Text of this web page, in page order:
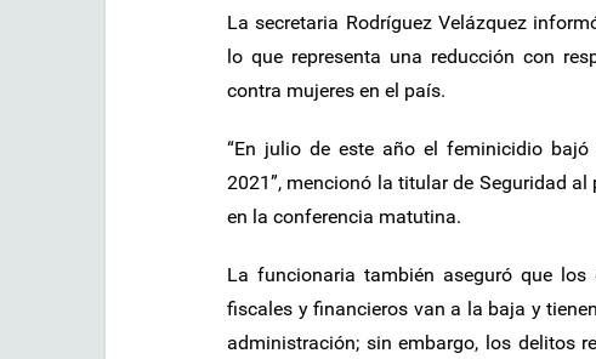
La secretaria Rodríguez Velázquez
lo que representa una reducción con
contra mujeres en el país.
“En julio de este año el feminicidio
2021”, mencionó la titular de Seguridad
en la conferencia matutina.
La funcionaria también aseguró que
fiscales y financieros van a la baja y
administración; sin embargo, los delitos